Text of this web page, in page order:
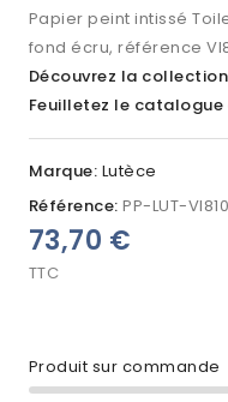
Papier peint intissé
fond écru, référence
Découvrez la
Feuilletez le catalogue
Marque: Lutèce
Référence: PP-LUT-
Produit sur commande
73,70 €
TTC